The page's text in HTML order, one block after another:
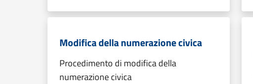
Modifica della numerazione civica
Procedimento di modifica della
numerazione civica